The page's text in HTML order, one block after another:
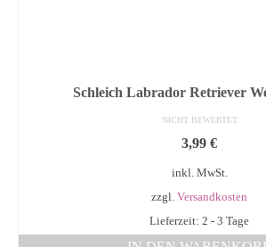
Schleich Labrador Retriever
NICHT BEWERTET
3,99 €
inkl. MwSt.
zzgl. Versandkosten
Lieferzeit: 2 - 3 Tage